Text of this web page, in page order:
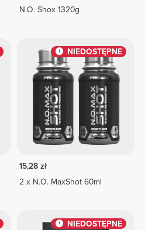
N.O. Shox 1320g
NIEDOSTĘPNE
15,28 zł
2 x N.O. MaxShot 60ml
NIEDOSTĘPNE